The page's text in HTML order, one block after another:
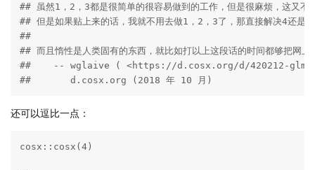
## 虽然1，2，3都是很简单的很容易做到的工作，但是很麻烦，这又不
## 但是如果贴上来的话，我就不用去做1，2，3了，那直接解决4还是
##
## 而且惰性是人类固有的东西，就比如打以上这段话的时间都够把网
##    -- wglaive ( <https://d.cosx.org/d/420212-
##       d.cosx.org (2018 年 10 月)
还可以逗比一点：
cosx::cosx(4)